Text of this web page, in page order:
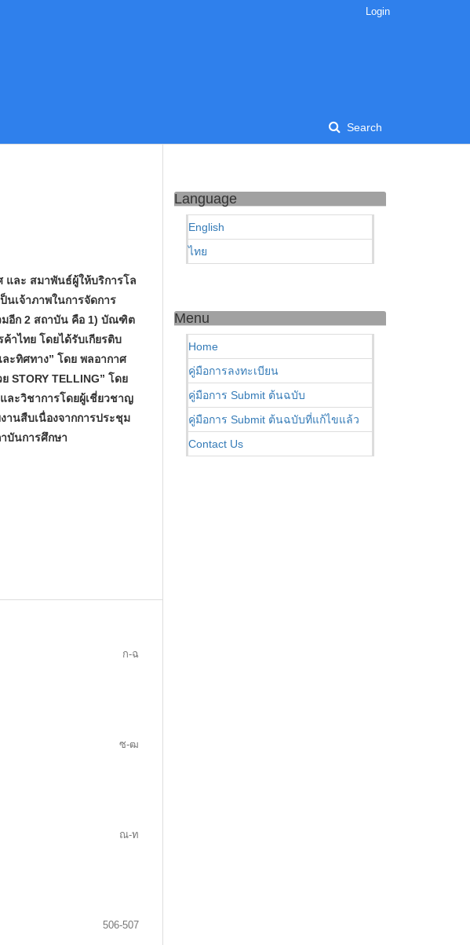
Search
Login
และ สมาพันธ์ผู้ให้บริการโล
นเจ้าภาพในการจัดการ
มอีก 2 สถาบัน คือ 1) บัณฑิต
าไทย โดยได้รับเกียรติบ
ะทิศทาง” โดย พลอากาศ
STORY TELLING” โดย
ละวิชาการโดยผู้เชี่ยวชาญ
านสืบเนื่องจากการประชุม
บันการศึกษา
ก-ฉ
ซ-ฒ
ณ-ท
506-507
Language
English
ไทย
Menu
Home
คู่มือการลงทะเบียน
คู่มือการ Submit ต้นฉบับ
คู่มือการ Submit ต้นฉบับที่แก้ไขแล้ว
Contact Us